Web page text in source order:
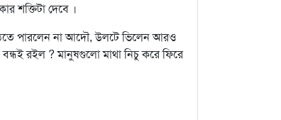
শক্তিটা দেবে ।
পারলেন না আদৌ, উলটে ভিলেন আরও
বন্ধই রইল ? মানুষগুলো মাথা নিচু করে ফিরে